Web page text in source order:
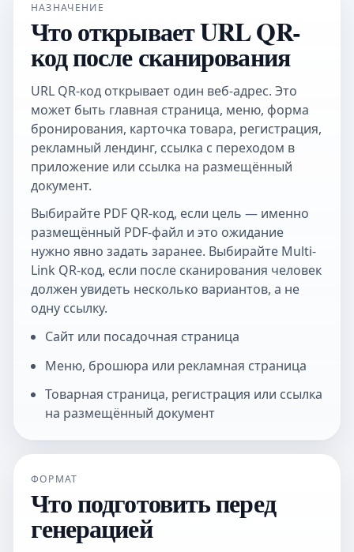
НАЗНАЧЕНИЕ
Что открывает URL QR-
код после сканирования
URL QR-код открывает один веб-адрес. Это
может быть главная страница, меню, форма
бронирования, карточка товара, регистрация,
рекламный лендинг, ссылка с переходом в
приложение или ссылка на размещённый
документ.
Выбирайте PDF QR-код, если цель — именно
размещённый PDF-файл и это ожидание
нужно явно задать заранее. Выбирайте Multi-
Link QR-код, если после сканирования человек
должен увидеть несколько вариантов, а не
одну ссылку.
Сайт или посадочная страница
Меню, брошюра или рекламная страница
Товарная страница, регистрация или ссылка
на размещённый документ
ФОРМАТ
Что подготовить перед
генерацией